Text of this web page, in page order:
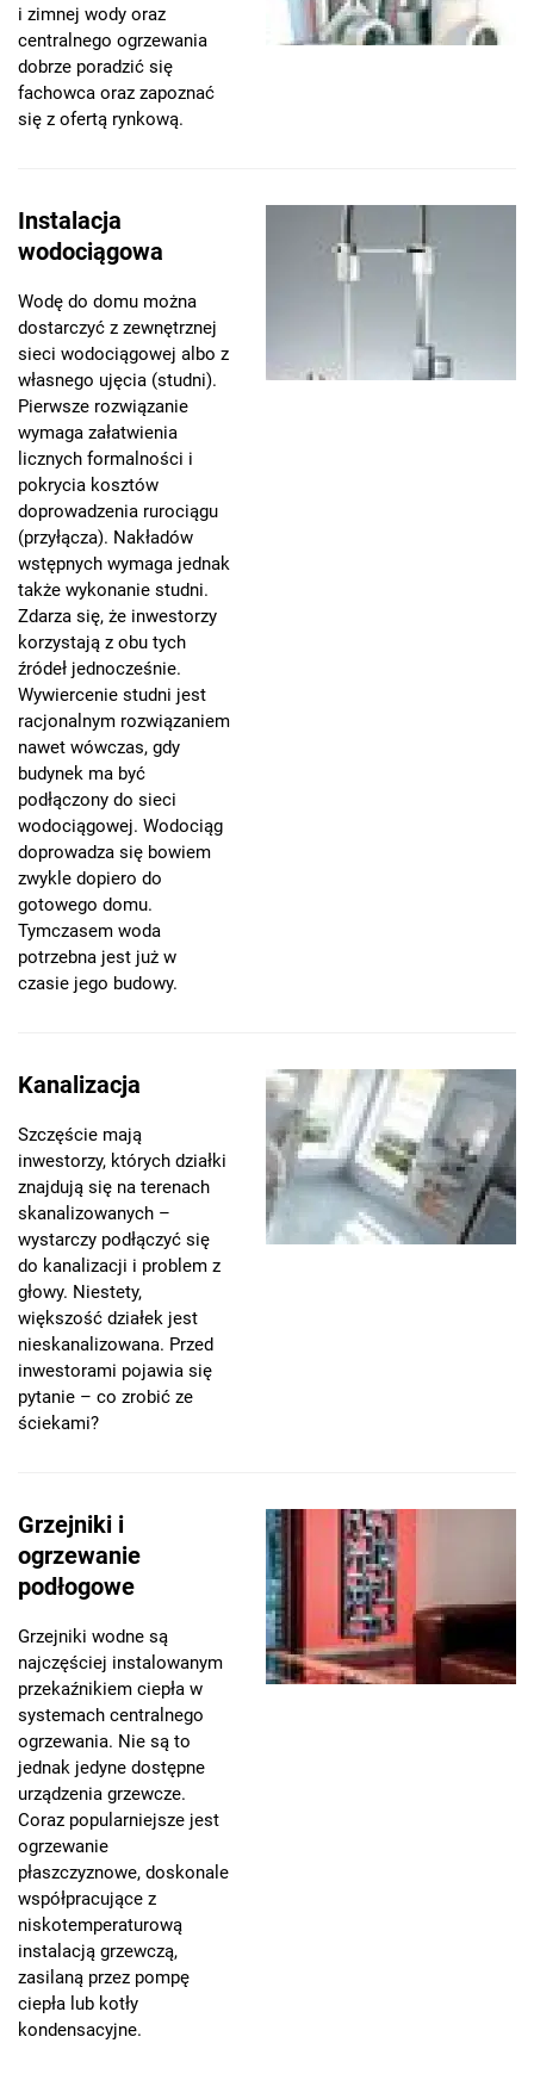
i zimnej wody oraz
centralnego ogrzewania
dobrze poradzić się
fachowca oraz zapoznać
się z ofertą rynkową.
Instalacja
wodociągowa
Wodę do domu można
dostarczyć z zewnętrznej
sieci wodociągowej albo z
własnego ujęcia (studni).
Pierwsze rozwiązanie
wymaga załatwienia
licznych formalności i
pokrycia kosztów
doprowadzenia rurociągu
(przyłącza). Nakładów
wstępnych wymaga jednak
także wykonanie studni.
Zdarza się, że inwestorzy
korzystają z obu tych
źródeł jednocześnie.
Wywiercenie studni jest
racjonalnym rozwiązaniem
nawet wówczas, gdy
budynek ma być
podłączony do sieci
wodociągowej. Wodociąg
doprowadza się bowiem
zwykle dopiero do
gotowego domu.
Tymczasem woda
potrzebna jest już w
czasie jego budowy.
Kanalizacja
Szczęście mają
inwestorzy, których działki
znajdują się na terenach
skanalizowanych –
wystarczy podłączyć się
do kanalizacji i problem z
głowy. Niestety,
większość działek jest
nieskanalizowana. Przed
inwestorami pojawia się
pytanie – co zrobić ze
ściekami?
Grzejniki i
ogrzewanie
podłogowe
Grzejniki wodne są
najczęściej instalowanym
przekaźnikiem ciepła w
systemach centralnego
ogrzewania. Nie są to
jednak jedyne dostępne
urządzenia grzewcze.
Coraz popularniejsze jest
ogrzewanie
płaszczyznowe, doskonale
współpracujące z
niskotemperaturową
instalacją grzewczą,
zasilaną przez pompę
ciepła lub kotły
kondensacyjne.